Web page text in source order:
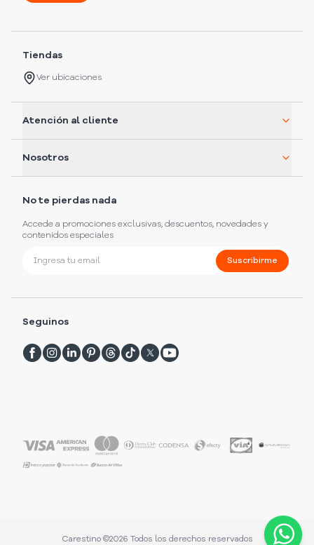
Tiendas
Ver ubicaciones
Atención al cliente
Nosotros
No te pierdas nada
Accede a promociones exclusivas, descuentos, novedades y
contenidos especiales
Suscribirme
Seguinos
Carestino ©2026 Todos los derechos reservados